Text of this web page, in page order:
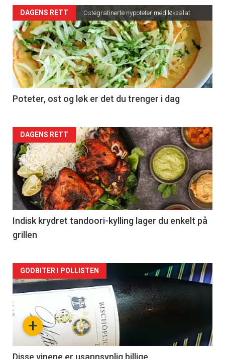
DAGENS RETT Ostegratinerte nypoteter med løksalat
Poteter, ost og løk er det du trenger i dag
Forsiden
akkurat
nå
-
2
DAGENS RETT
Indisk krydret tandoori-kylling lager du enkelt på
grillen
Forsiden
akkurat
nå+
GODBITER I POLLISTEN
Disse vinene er usannsynlig billige